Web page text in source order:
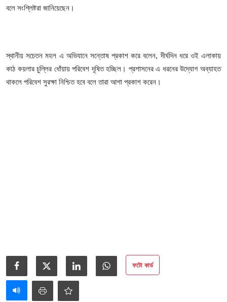
বলে সংশ্লিষ্টরা জানিয়েছেন।
‎স্থানীয় সচেতন মহল এ অভিযানে সন্তোষ প্রকাশ করে বলেন, দীর্ঘদিন ধরে ওই এলাকায়
কাঠ কয়লার চুল্লির ধোঁয়ায় পরিবেশ দূষিত হচ্ছিল। প্রশাসনের এ ধরনের উদ্যোগ অব্যাহত
থাকলে পরিবেশ সুরক্ষা নিশ্চিত হবে বলে তারা আশা প্রকাশ করেন।
ফটো কার্ড